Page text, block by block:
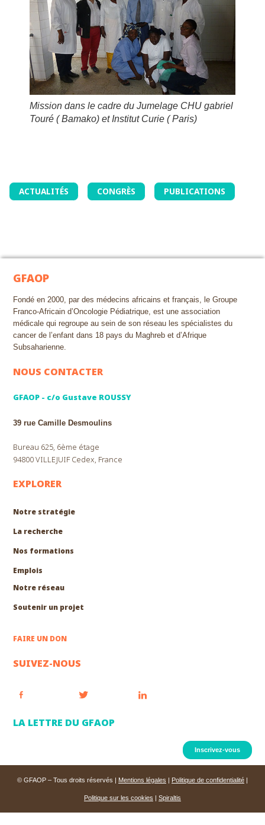
Mission dans le cadre du Jumelage CHU gabriel
Touré ( Bamako) et Institut Curie ( Paris)
ACTUALITÉS CONGRÈS PUBLICATIONS
GFAOP
Fondé en 2000, par des médecins africains et français, le Groupe
Franco-Africain d’Oncologie Pédiatrique, est une association
médicale qui regroupe au sein de son réseau les spécialistes du
cancer de l’enfant dans 18 pays du Maghreb et d’Afrique
Subsaharienne.
NOUS CONTACTER
GFAOP - c/o Gustave ROUSSY
39 rue Camille Desmoulins
Bureau 625, 6ème étage
94800 VILLEJUIF Cedex, France
EXPLORER
Notre stratégie
La recherche
Nos formations
Emplois
Notre réseau
Soutenir un projet
FAIRE UN DON
SUIVEZ-NOUS
LA LETTRE DU GFAOP
Inscrivez-vous
© GFAOP – Tous droits réservés | Mentions légales | Politique de confidentialité |
Politique sur les cookies | Spiraltis